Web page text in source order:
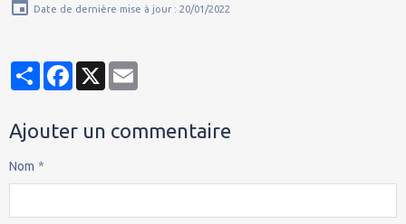
Date de dernière mise à jour : 20/01/2022
PartagerFacebook
X
Ajouter un commentaire
Nom